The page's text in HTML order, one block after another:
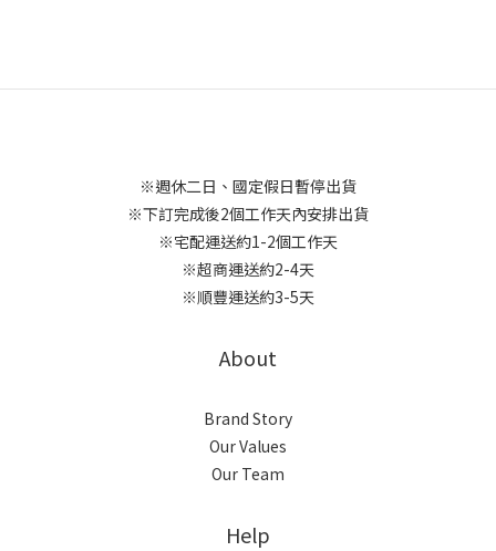
※週休二日、國定假日暫停出貨
※下訂完成後2個工作天內安排出貨
※宅配運送約1-2個工作天
※超商運送約2-4天
※順豐運送約3-5天
About
Brand Story
Our Values
Our Team
Help